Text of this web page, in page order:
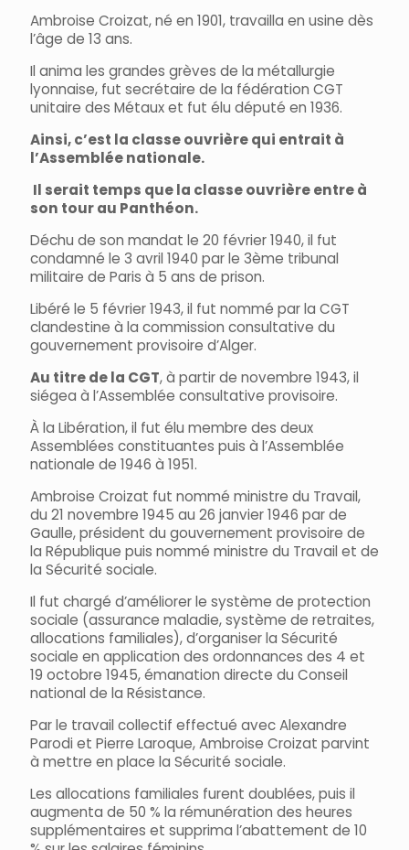
Ambroise Croizat, né en 1901, travailla en usine dès
l’âge de 13 ans.
Il anima les grandes grèves de la métallurgie
lyonnaise, fut secrétaire de la fédération CGT
unitaire des Métaux et fut élu député en 1936.
Ainsi, c’est la classe ouvrière qui entrait à
l’Assemblée nationale.
Il serait temps que la classe ouvrière entre à
son tour au Panthéon.
Déchu de son mandat le 20 février 1940, il fut
condamné le 3 avril 1940 par le 3ème tribunal
militaire de Paris à 5 ans de prison.
Libéré le 5 février 1943, il fut nommé par la CGT
clandestine à la commission consultative du
gouvernement provisoire d’Alger.
Au titre de la CGT, à partir de novembre 1943, il
siégea à l’Assemblée consultative provisoire.
À la Libération, il fut élu membre des deux
Assemblées constituantes puis à l’Assemblée
nationale de 1946 à 1951.
Ambroise Croizat fut nommé ministre du Travail,
du 21 novembre 1945 au 26 janvier 1946 par de
Gaulle, président du gouvernement provisoire de
la République puis nommé ministre du Travail et de
la Sécurité sociale.
Il fut chargé d’améliorer le système de protection
sociale (assurance maladie, système de retraites,
allocations familiales), d’organiser la Sécurité
sociale en application des ordonnances des 4 et
19 octobre 1945, émanation directe du Conseil
national de la Résistance.
Par le travail collectif effectué avec Alexandre
Parodi et Pierre Laroque, Ambroise Croizat parvint
à mettre en place la Sécurité sociale.
Les allocations familiales furent doublées, puis il
augmenta de 50 % la rémunération des heures
supplémentaires et supprima l’abattement de 10